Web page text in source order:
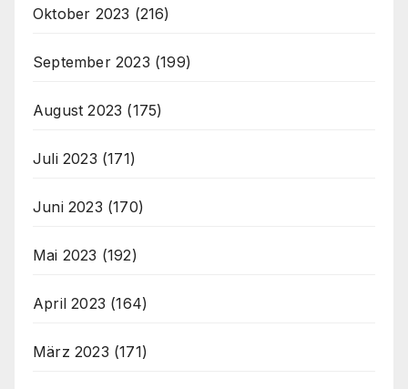
Oktober 2023 (216)
September 2023 (199)
August 2023 (175)
Juli 2023 (171)
Juni 2023 (170)
Mai 2023 (192)
April 2023 (164)
März 2023 (171)